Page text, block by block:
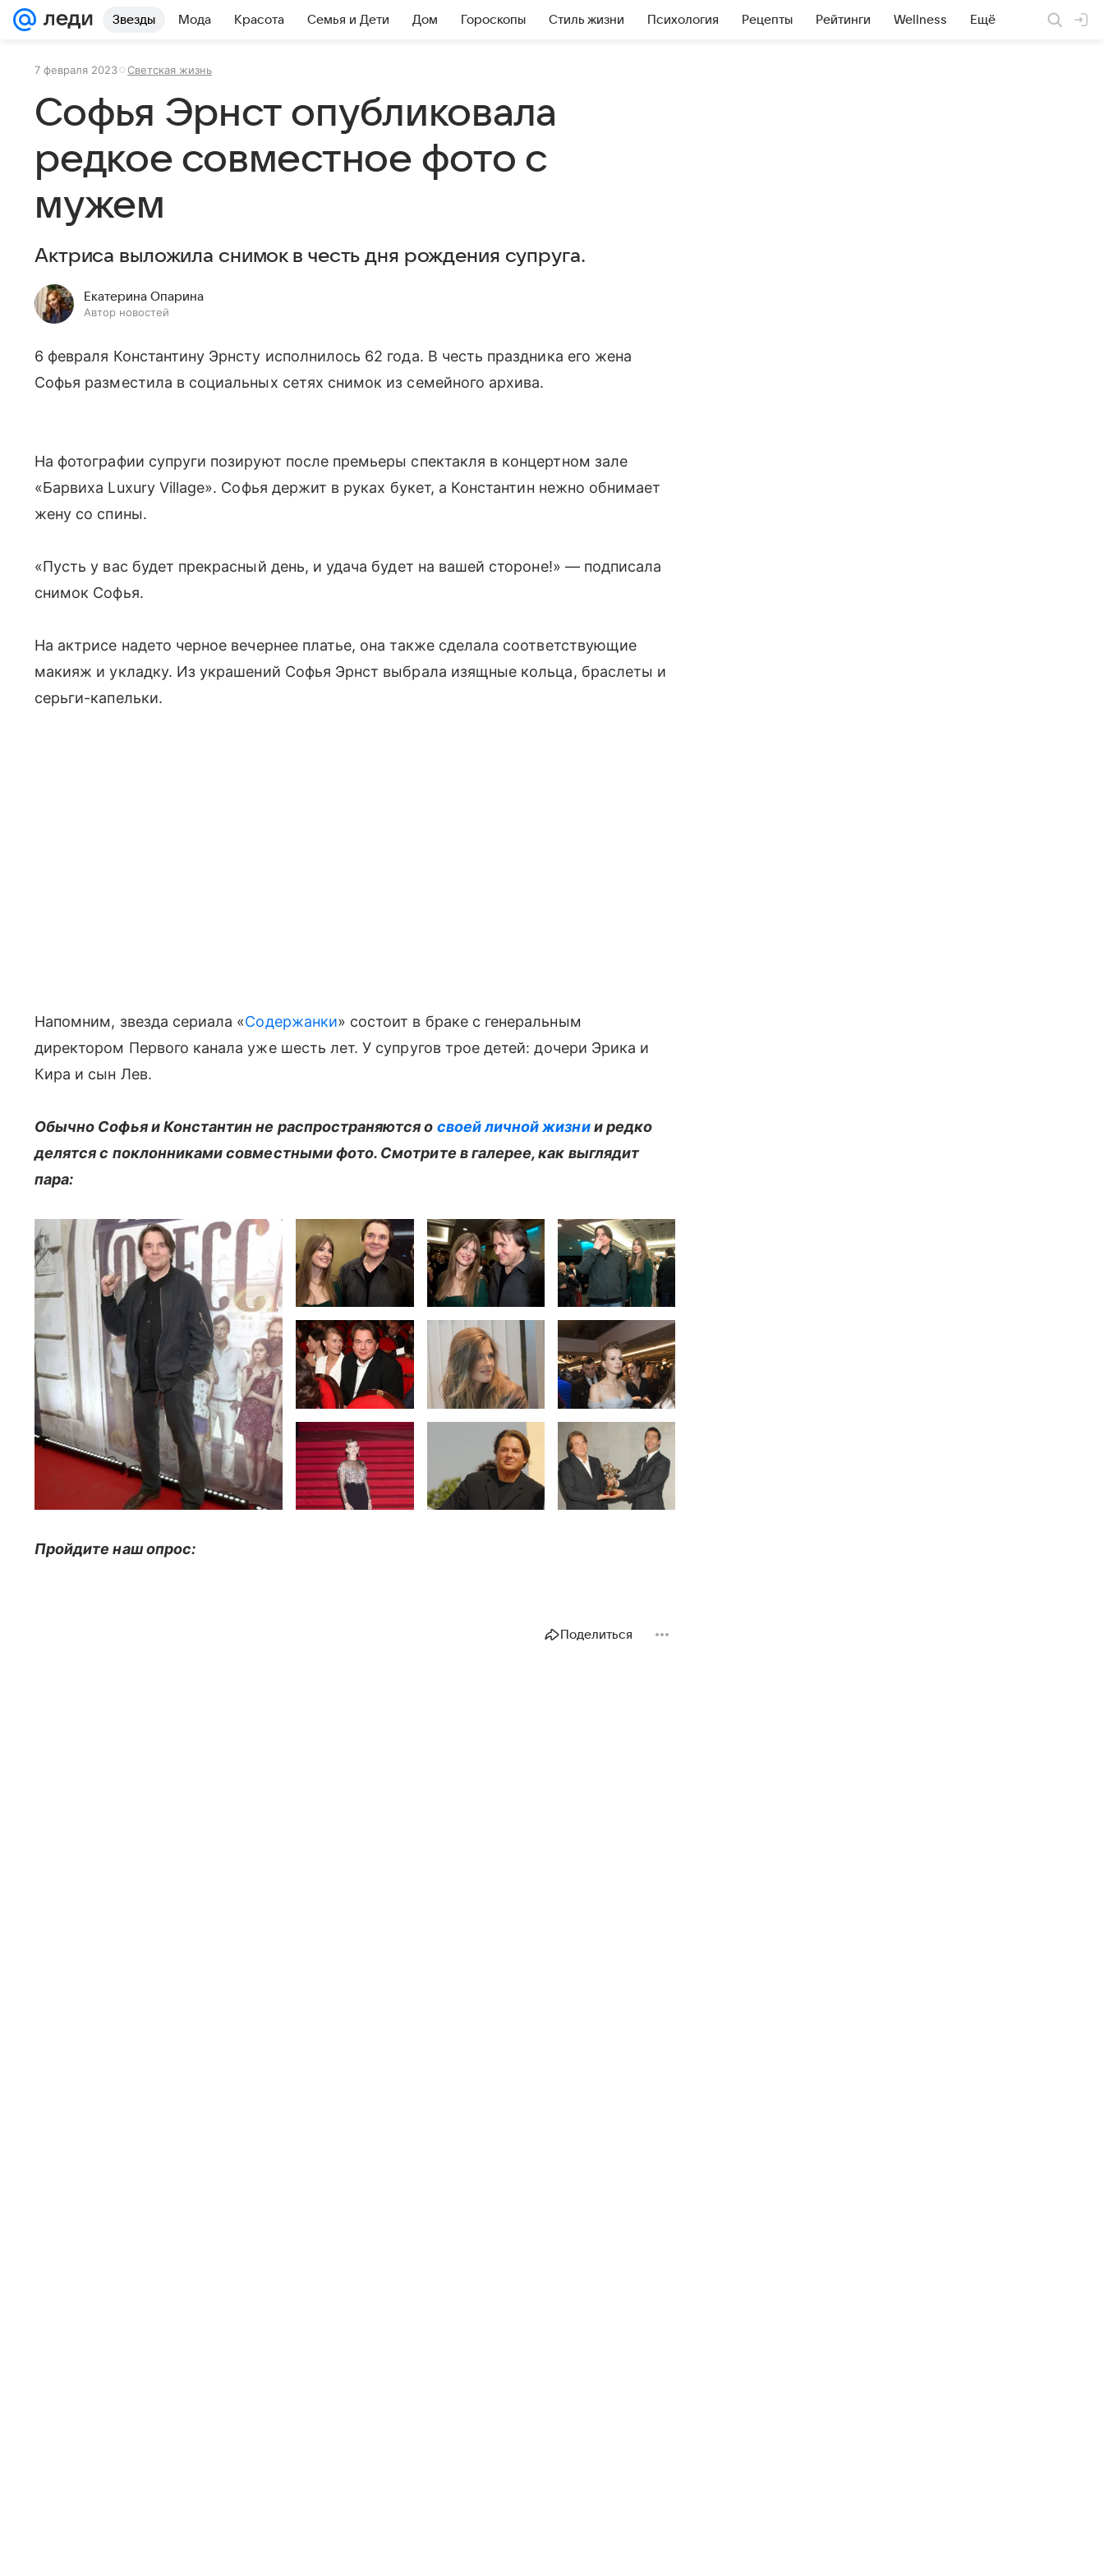
Звезды Мода Красота Семья и Дети Дом Гороскопы Стиль жизни Психология Рецепты Рейтинги Wellness Ещё
7 февраля 2023 Светская жизнь
Софья Эрнст опубликовала
редкое совместное фото с
мужем
Актриса выложила снимок в честь дня рождения супруга.
Екатерина Опарина
Автор новостей
6 февраля Константину Эрнсту исполнилось 62 года. В честь праздника его жена
Софья разместила в социальных сетях снимок из семейного архива.
На фотографии супруги позируют после премьеры спектакля в концертном зале
«Барвиха Luxury Village». Софья держит в руках букет, а Константин нежно обнимает
жену со спины.
«Пусть у вас будет прекрасный день, и удача будет на вашей стороне!» — подписала
снимок Софья.
На актрисе надето черное вечернее платье, она также сделала соответствующие
макияж и укладку. Из украшений Софья Эрнст выбрала изящные кольца, браслеты и
серьги-капельки.
Напомним, звезда сериала «Содержанки» состоит в браке с генеральным
директором Первого канала уже шесть лет. У супругов трое детей: дочери Эрика и
Кира и сын Лев.
Обычно Софья и Константин не распространяются о своей личной жизнии редко
делятся с поклонниками совместными фото. Смотрите в галерее, как выглядит
пара:
Пройдите наш опрос:
Поделиться